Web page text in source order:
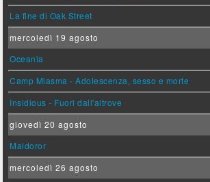
La fine di Oak Street
mercoledì 19 agosto
Oceania
Camp Miasma - Adolescenza, sesso e morte
Insidious - Fuori dall'altrove
giovedì 20 agosto
Maldoror
mercoledì 26 agosto